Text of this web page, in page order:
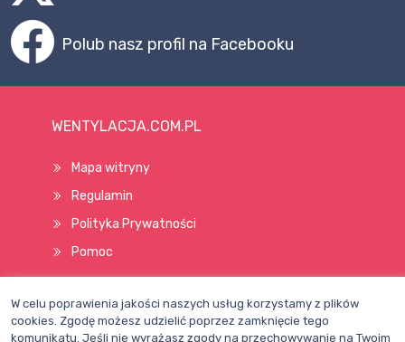
Polub nasz profil na Facebooku
WENTYLACJA.COM.PL
Mapa witryny
Regulamin
Polityka Prywatności
Pomoc
Wszelkie prawa zastrzeżone © 1998–2026
W celu poprawienia jakości naszych usług korzystamy z plików
cookies. Zgodę możesz udzielić poprzez zamknięcie tego
komunikatu. Jeśli nie wyrażasz zgody na przechowywanie na Twoim